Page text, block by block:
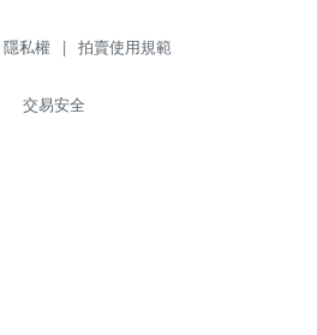
隱私權 | 拍賣使用規範
交易安全